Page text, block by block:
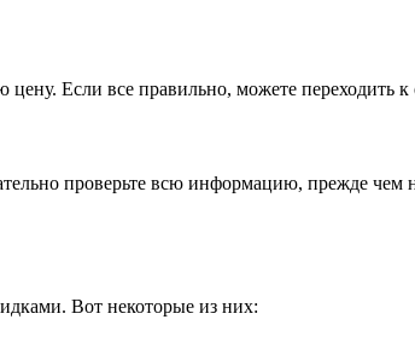
Если все правильно, можете переходить
проверьте всю информацию, прежде чем
Вот некоторые из них: